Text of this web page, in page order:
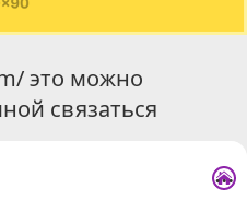
это можно
связаться
...